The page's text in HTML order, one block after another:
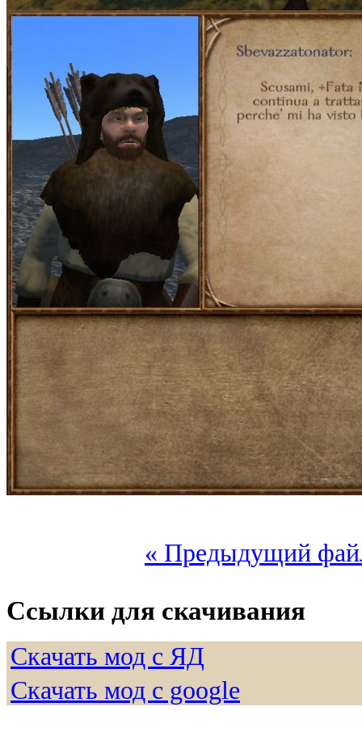
« Предыдущий
Ссылки для скачивания
Скачать мод с ЯД
Скачать мод с google